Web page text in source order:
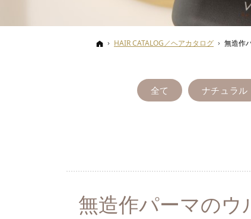
ホーム
HAIR CATALOG／ヘアカタログ 無造作
全て ナチュラル
無造作パーマの